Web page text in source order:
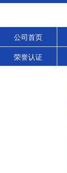
公司首页
荣誉认证